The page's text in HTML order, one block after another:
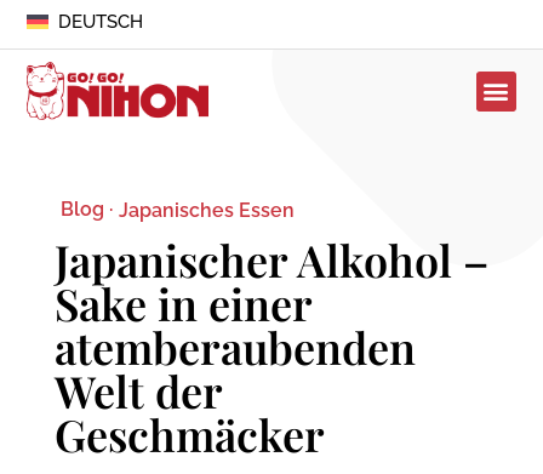
DEUTSCH
Blog · Japanisches Essen
Japanischer Alkohol –
Sake in einer
atemberaubenden
Welt der
Geschmäcker